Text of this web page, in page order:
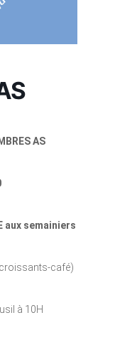
AS
aux semainiers
café)
à 10H